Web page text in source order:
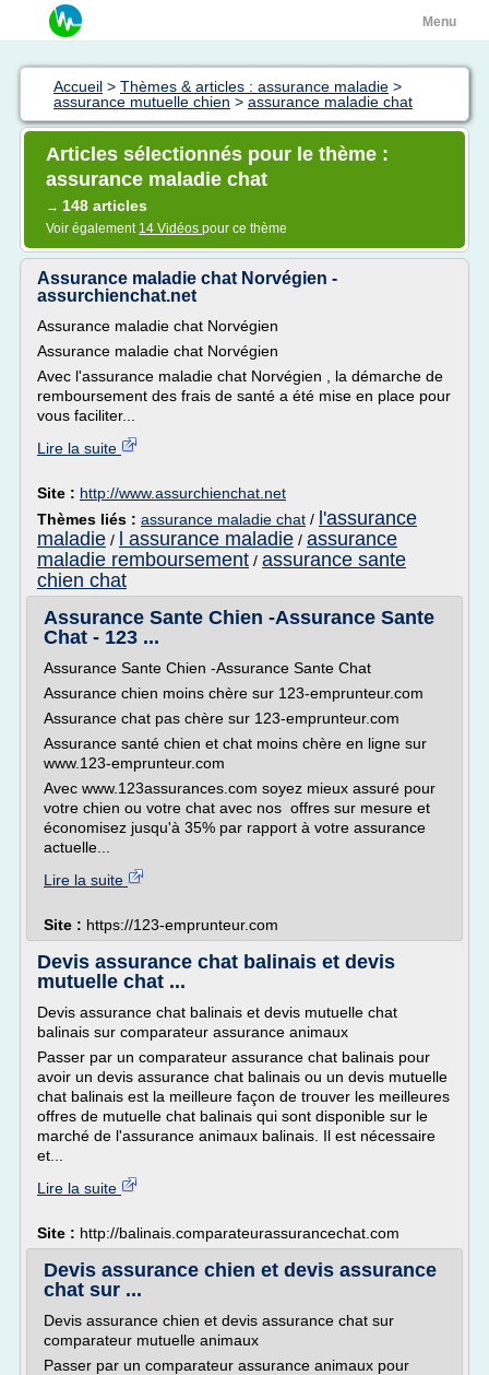
Menu
Accueil > Thèmes & articles : assurance maladie >
assurance mutuelle chien > assurance maladie chat
Articles sélectionnés pour le thème :
assurance maladie chat
→ 148 articles
Voir également 14 Vidéos pour ce thème
Assurance maladie chat Norvégien -
assurchienchat.net
Assurance maladie chat Norvégien
Assurance maladie chat Norvégien
Avec l'assurance maladie chat Norvégien , la démarche de
remboursement des frais de santé a été mise en place pour
vous faciliter...
Lire la suite
Site : http://www.assurchienchat.net
Thèmes liés : assurance maladie chat / l'assurance
maladie / l assurance maladie / assurance
maladie remboursement / assurance sante
chien chat
Assurance Sante Chien -Assurance Sante
Chat - 123 ...
Assurance Sante Chien -Assurance Sante Chat
Assurance chien moins chère sur 123-emprunteur.com
Assurance chat pas chère sur 123-emprunteur.com
Assurance santé chien et chat moins chère en ligne sur
www.123-emprunteur.com
Avec www.123assurances.com soyez mieux assuré pour
votre chien ou votre chat avec nos offres sur mesure et
économisez jusqu'à 35% par rapport à votre assurance
actuelle...
Lire la suite
Site : https://123-emprunteur.com
Devis assurance chat balinais et devis
mutuelle chat ...
Devis assurance chat balinais et devis mutuelle chat
balinais sur comparateur assurance animaux
Passer par un comparateur assurance chat balinais pour
avoir un devis assurance chat balinais ou un devis mutuelle
chat balinais est la meilleure façon de trouver les meilleures
offres de mutuelle chat balinais qui sont disponible sur le
marché de l'assurance animaux balinais. Il est nécessaire
et...
Lire la suite
Site : http://balinais.comparateurassurancechat.com
Devis assurance chien et devis assurance
chat sur ...
Devis assurance chien et devis assurance chat sur
comparateur mutuelle animaux
Passer par un comparateur assurance animaux pour